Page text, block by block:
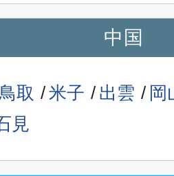
中国
鳥取 米子 出雲
岡
見